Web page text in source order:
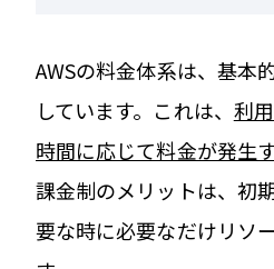
AWSの料金体系は、基本
しています。これは、 利
時間に応じて料金が発生
課金制のメリットは、初
要な時に必要なだけリソ